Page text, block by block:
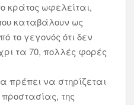
κράτος ωφελείται,
καταβάλουν ως
το γεγονός ότι δεν
τα 70, πολλές φορές
πρέπει να στηρίζεται
προστασίας, της